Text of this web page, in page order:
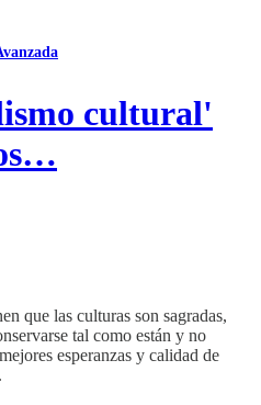
cultural'
que las culturas son sagradas,
tal como están y no
esperanzas y calidad de